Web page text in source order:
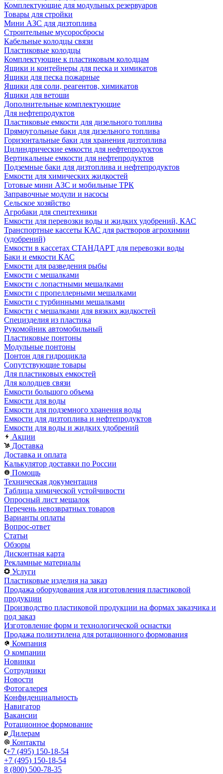
Комплектующие для модульных резервуаров
Товары для стройки
Мини АЗС для дизтоплива
Строительные мусоросбросы
Кабельные колодцы связи
Пластиковые колодцы
Комплектующие к пластиковым колодцам
Ящики и контейнеры для песка и химикатов
Ящики для песка пожарные
Ящики для соли, реагентов, химикатов
Ящики для ветоши
Дополнительные комплектующие
Для нефтепродуктов
Пластиковые емкости для дизельного топлива
Прямоугольные баки для дизельного топлива
Горизонтальные баки для хранения дизтоплива
Цилиндрические емкости для нефтепродуктов
Вертикальные емкости для нефтепродуктов
Подземные баки для дизтоплива и нефтепродуктов
Емкости для химических жидкостей
Готовые мини АЗС и мобильные ТРК
Заправочные модули и насосы
Сельское хозяйство
Агробаки для спецтехники
Емкости для перевозки воды и жидких удобрений, КАС
Транспортные кассеты КАС для растворов агрохимии
(удобрений)
Емкости в кассетах СТАНДАРТ для перевозки воды
Баки и емкости КАС
Емкости для разведения рыбы
Емкости с мешалками
Емкости с лопастными мешалками
Емкости с пропеллерными мешалками
Емкости с турбинными мешалками
Емкости с мешалками для вязких жидкостей
Специзделия из пластика
Рукомойник автомобильный
Пластиковые понтоны
Модульные понтоны
Понтон для гидроцикла
Сопутствующие товары
Для пластиковых емкостей
Для колодцев связи
Емкости большого объема
Емкости для воды
Емкости для подземного хранения воды
Емкости для дизтоплива и нефтепродуктов
Емкости для воды и жидких удобрений
Акции
Доставка
Доставка и оплата
Калькулятор доставки по России
Помощь
Техническая документация
Таблица химической устойчивости
Опросный лист мешалок
Перечень невозвратных товаров
Варианты оплаты
Вопрос-ответ
Статьи
Обзоры
Дисконтная карта
Рекламные материалы
Услуги
Пластиковые изделия на заказ
Продажа оборудования для изготовления пластиковой
продукции
Производство пластиковой продукции на формах заказчика и
под заказ
Изготовление форм и технологической оснастки
Продажа полиэтилена для ротационного формования
Компания
О компании
Новинки
Сотрудники
Новости
Фотогалерея
Конфиденциальность
Навигатор
Вакансии
Ротационное формование
Дилерам
Контакты
+7 (495) 150-18-54
+7 (495) 150-18-54
8 (800) 500-78-35